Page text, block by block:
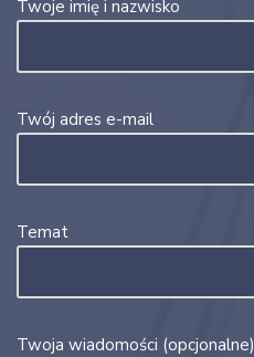
Twoje imię i nazwisko
Twój adres e-mail
Temat
Twoja wiadomości (opcjonalne)